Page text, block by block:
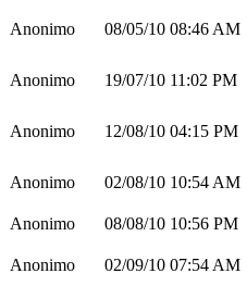
Anonimo 08/05/10 08:46 AM
Anonimo 19/07/10 11:02 PM
Anonimo 12/08/10 04:15 PM
Anonimo 02/08/10 10:54 AM
Anonimo 08/08/10 10:56 PM
Anonimo 02/09/10 07:54 AM